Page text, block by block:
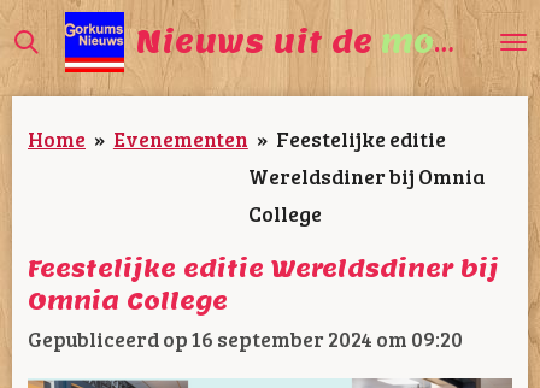
Ga
direct
naar
de
Nieuws uit de mooiste
Home » Evenementen » Feestelijke editie
Wereldsdiner bij Omnia
College
Feestelijke editie Wereldsdiner bij
Omnia College
Gepubliceerd op 16 september 2024 om 09:20